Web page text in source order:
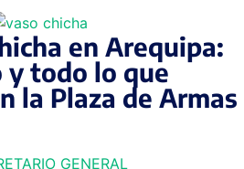
en Arequipa:
y todo lo que
la Plaza de Armas